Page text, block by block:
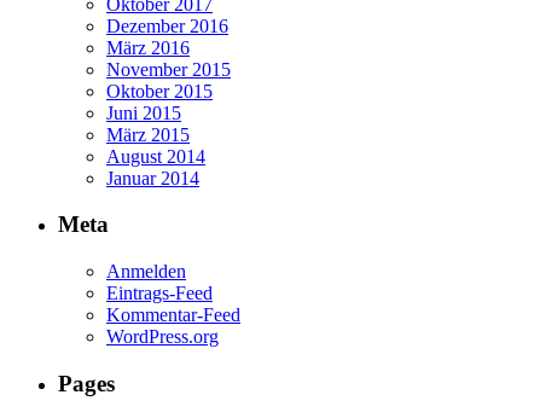
Dezember 2016
März 2016
November 2015
Oktober 2015
Juni 2015
März 2015
August 2014
Januar 2014
Meta
Anmelden
Eintrags-Feed
Kommentar-Feed
WordPress.org
Pages